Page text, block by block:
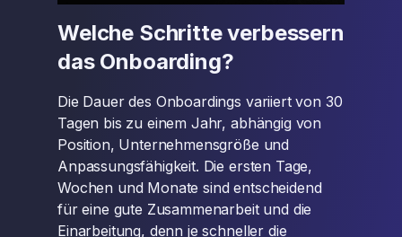
Welche Schritte verbessern
das Onboarding?
Die Dauer des Onboardings variiert von 30
Tagen bis zu einem Jahr, abhängig von
Position, Unternehmensgröße und
Anpassungsfähigkeit. Die ersten Tage,
Wochen und Monate sind entscheidend
für eine gute Zusammenarbeit und die
Einarbeitung, denn je schneller die